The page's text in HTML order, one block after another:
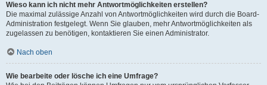
Wieso kann ich nicht mehr Antwortmöglichkeiten erstellen?
Die maximal zulässige Anzahl von Antwortmöglichkeiten wird durch die Board-
Administration festgelegt. Wenn Sie glauben, mehr Antwortmöglichkeiten als
zugelassen zu benötigen, kontaktieren Sie einen Administrator.
Nach oben
Wie bearbeite oder lösche ich eine Umfrage?